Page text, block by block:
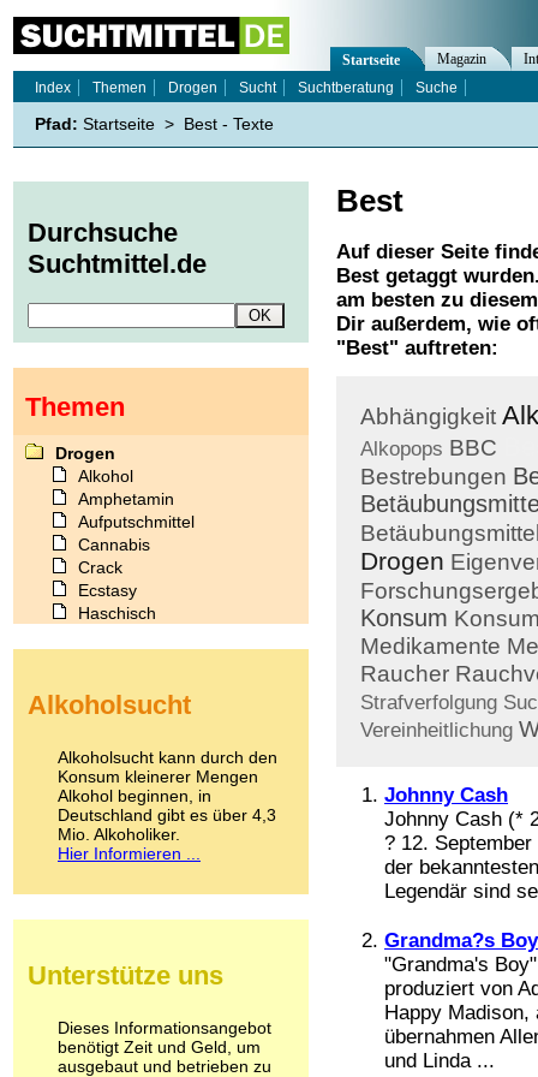
Best
Auf dieser Seite
Best getaggt
am besten zu
Dir außerdem, wie
" Best" auftreten:
Abhängigkeit
Alkopops BBC
Bestrebungen
Drogen
Konsum
Medikamente
Raucher
Strafverfolgung
Vereinheitlichung
Johnny Cash
Johnny Cash (*
? 12.
der
Legendär sind
Grandma?s Boy
"Grandma's
produziert von
Happy Madison,
übernahmen
und Linda ...
Startseite Magazin
Index
Themen Drogen Sucht Suchtberatung Suche
Pfad: Startseite > Best - Texte
Durchsuche
Suchtmittel.de
Themen
Drogen
Alkohol
Amphetamin
Aufputschmittel
Cannabis
Crack
Ecstasy
Haschisch
Kokain
LSD
Marihuana
Medikamente
Meskalin
Metamphetamin
Methadon
Pilze
Psychopharmaka
Schlafmittel
Schmerzmittel
Alkoholsucht
Alkoholsucht kann durch den
Konsum kleinerer Mengen
Alkohol beginnen, in
Deutschland gibt es über 4,3
Mio. Alkoholiker.
Hier Informieren ...
Unterstütze uns
Dieses Informationsangebot
benötigt Zeit und Geld, um
ausgebaut und betrieben zu